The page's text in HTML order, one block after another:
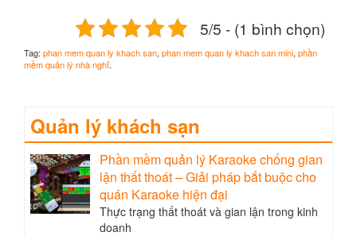
5/5 - (1 bình chọn)
Tag: phan mem quan ly khach san, phan mem quan ly khach san mini, phần
mềm quản lý nhà nghỉ.
Quản lý khách sạn
Phần mềm quản lý Karaoke chống gian
lận thất thoát – Giải pháp bắt buộc cho
quán Karaoke hiện đại
Thực trạng thất thoát và gian lận trong kinh
doanh